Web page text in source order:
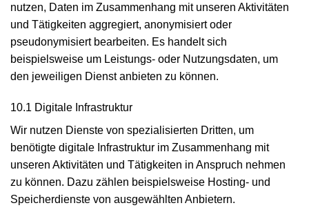
nutzen, Daten im Zusammenhang mit unseren Aktivitäten
und Tätigkeiten aggregiert, anonymisiert oder
pseudonymisiert bearbeiten. Es handelt sich
beispielsweise um Leistungs- oder Nutzungsdaten, um
den jeweiligen Dienst anbieten zu können.
10.1 Digitale Infrastruktur
Wir nutzen Dienste von spezialisierten Dritten, um
benötigte digitale Infrastruktur im Zusammenhang mit
unseren Aktivitäten und Tätigkeiten in Anspruch nehmen
zu können. Dazu zählen beispielsweise Hosting- und
Speicherdienste von ausgewählten Anbietern.